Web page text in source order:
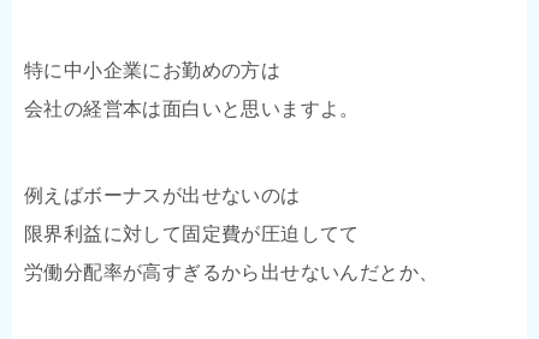
特に中小企業にお勤めの方は
会社の経営本は面白いと思いますよ。
例えばボーナスが出せないのは
限界利益に対して固定費が圧迫してて
労働分配率が高すぎるから出せないんだとか、